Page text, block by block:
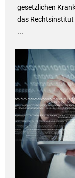
gesetzlichen
das
...